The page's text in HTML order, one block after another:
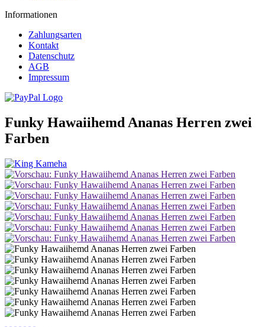
Informationen
Zahlungsarten
Kontakt
Datenschutz
AGB
Impressum
Funky Hawaiihemd Ananas Herren zwei
Farben